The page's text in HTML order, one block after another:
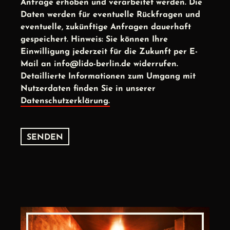
Anfrage erhoben und verarbeitet werden. Die
Daten werden für eventuelle Rückfragen und
eventuelle, zukünftige Anfragen dauerhaft
gespeichert. Hinweis: Sie können Ihre
Einwilligung jederzeit für die Zukunft per E-
Mail an info@lido-berlin.de widerrufen.
Detaillierte Informationen zum Umgang mit
Nutzerdaten finden Sie in unserer
Datenschutzerklärung.